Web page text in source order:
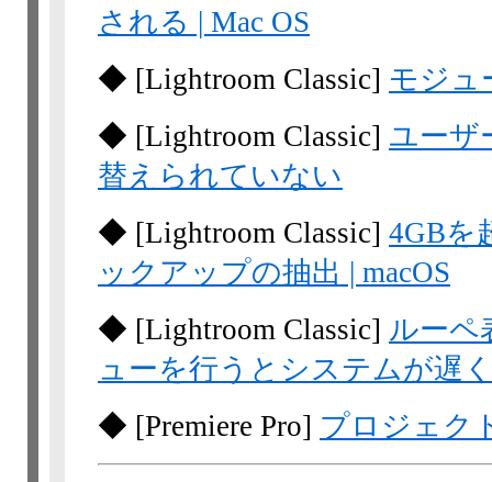
される | Mac OS
◆ [Lightroom Classic] モジュ
◆ [Lightroom Classic] ユーザ
替えられていない
◆ [Lightroom Classic] 4GBを
ックアップの抽出 | macOS
◆ [Lightroom Classic] ルーペ
ューを行うとシステムが遅
◆ [Premiere Pro] プロジェク